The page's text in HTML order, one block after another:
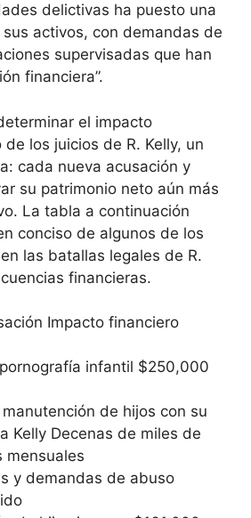
delictivas ha puesto una
activos, con demandas de
supervisadas que han
financiera”.
el impacto
los juicios de R. Kelly, un
cada nueva acusación y
su patrimonio neto aún más
La tabla a continuación
conciso de algunos de los
las batallas legales de R.
financieras.
Impacto financiero
infantil $250,000
de hijos con su
Kelly Decenas de miles de
mensuales
y demandas de abuso